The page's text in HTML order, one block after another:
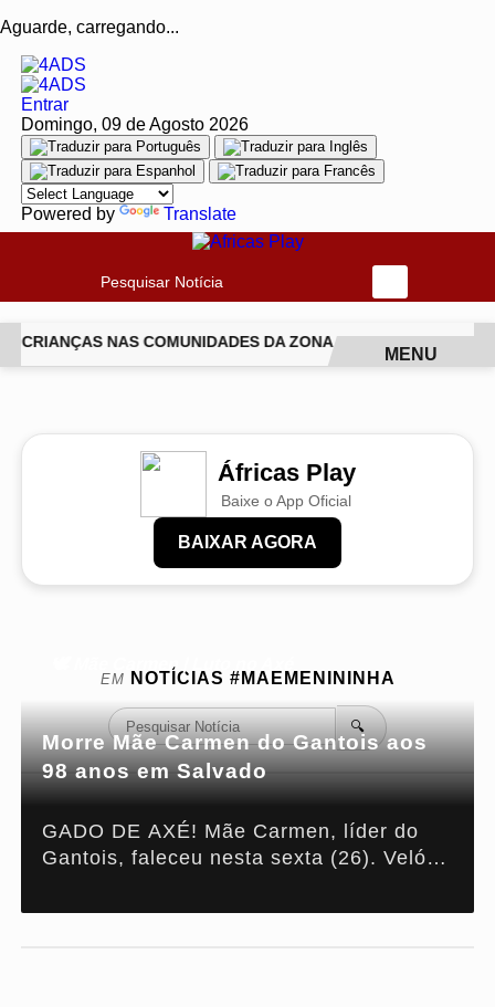
Aguarde, carregando...
Entrar
Domingo, 09 de Agosto 2026
Powered by Translate
Pesquisar Notícia
CRIANÇAS NAS COMUNIDADES DA ZONA NORTE DO RIO
MENU
Áfricas Play
Baixe o App Oficial
BAIXAR AGORA
EM NOTÍCIAS #MAEMENININHA
🔍
🕊️ Mãe Carmen | Luto no Axé
Morre Mãe Carmen do Gantois aos
98 anos em Salvado
GADO DE AXÉ! Mãe Carmen, líder do
Gantois, faleceu nesta sexta (26). Velório
será no sábado (27) em Salvador.